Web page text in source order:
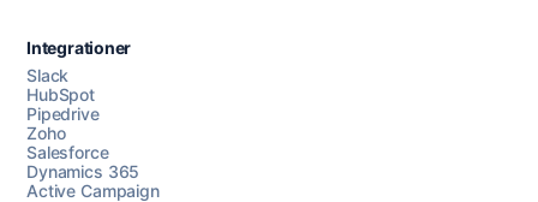
Chat med os
Integrationer
Slack
HubSpot
Pipedrive
Zoho
Salesforce
Dynamics 365
Active Campaign